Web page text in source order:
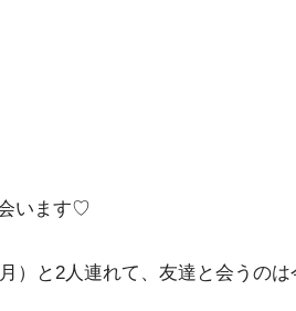
います♡
）と2人連れて、友達と会うの